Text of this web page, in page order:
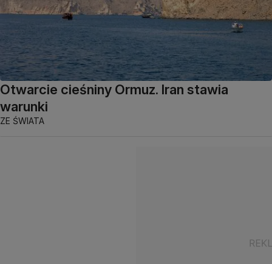
Otwarcie cieśniny Ormuz. Iran stawia
warunki
ZE ŚWIATA